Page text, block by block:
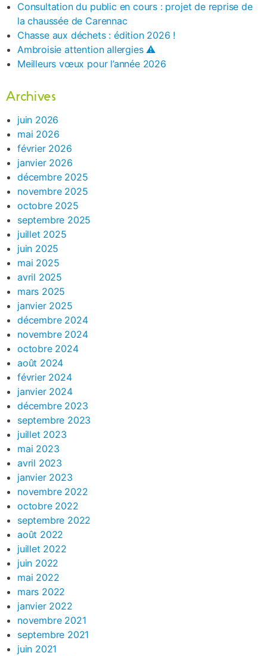
Consultation du public en cours : projet de reprise de
la chaussée de Carennac
Chasse aux déchets : édition 2026 !
Ambroisie attention allergies ⚠️
Meilleurs vœux pour l’année 2026
Archives
juin 2026
mai 2026
février 2026
janvier 2026
décembre 2025
novembre 2025
octobre 2025
septembre 2025
juillet 2025
juin 2025
mai 2025
avril 2025
mars 2025
janvier 2025
décembre 2024
novembre 2024
octobre 2024
août 2024
février 2024
janvier 2024
décembre 2023
septembre 2023
juillet 2023
mai 2023
avril 2023
janvier 2023
novembre 2022
octobre 2022
septembre 2022
août 2022
juillet 2022
juin 2022
mai 2022
mars 2022
janvier 2022
novembre 2021
septembre 2021
juin 2021